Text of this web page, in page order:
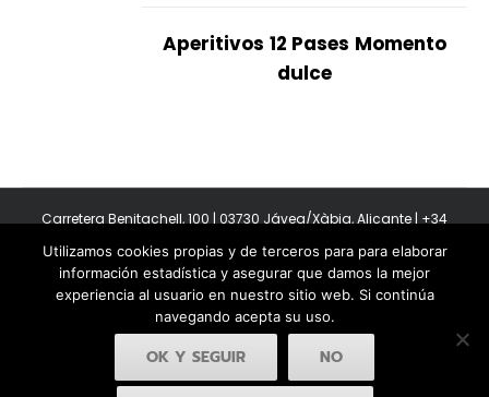
Aperitivos 12 Pases Momento
dulce
Carretera Benitachell, 100 | 03730 Jávea/Xàbia, Alicante | +34
Copyright 2011-2026 BonAmb Restaurant | All Rights Reserved |
Política de privacidad|Powered by Insertcom
Utilizamos cookies propias y de terceros para para elaborar
información estadística y asegurar que damos la mejor
experiencia al usuario en nuestro sitio web. Si continúa
navegando acepta su uso.
OK Y SEGUIR NO